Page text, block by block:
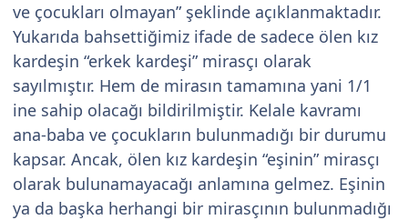
ve çocukları olmayan” şeklinde açıklanmaktadır.
Yukarıda bahsettiğimiz ifade de sadece ölen kız
kardeşin “erkek kardeşi” mirasçı olarak
sayılmıştır. Hem de mirasın tamamına yani 1/1
ine sahip olacağı bildirilmiştir. Kelale kavramı
ana-baba ve çocukların bulunmadığı bir durumu
kapsar. Ancak, ölen kız kardeşin “eşinin” mirasçı
olarak bulunamayacağı anlamına gelmez. Eşinin
ya da başka herhangi bir mirasçının bulunmadığı